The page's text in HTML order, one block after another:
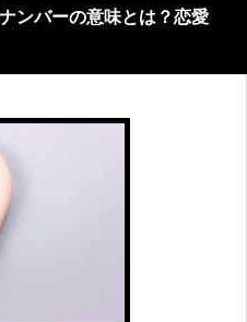
なたに伝えたいメッセージで
ンバーの意味とは？恋愛